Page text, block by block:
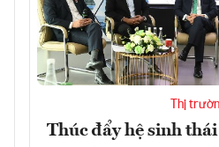
Thị
Thúc đẩy hệ sinh